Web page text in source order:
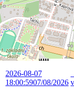
Duffek Jan
Kožnar Matěj
Utkání "A" týmu v
Datum
2026-08-07
18:00:5907/08/2026